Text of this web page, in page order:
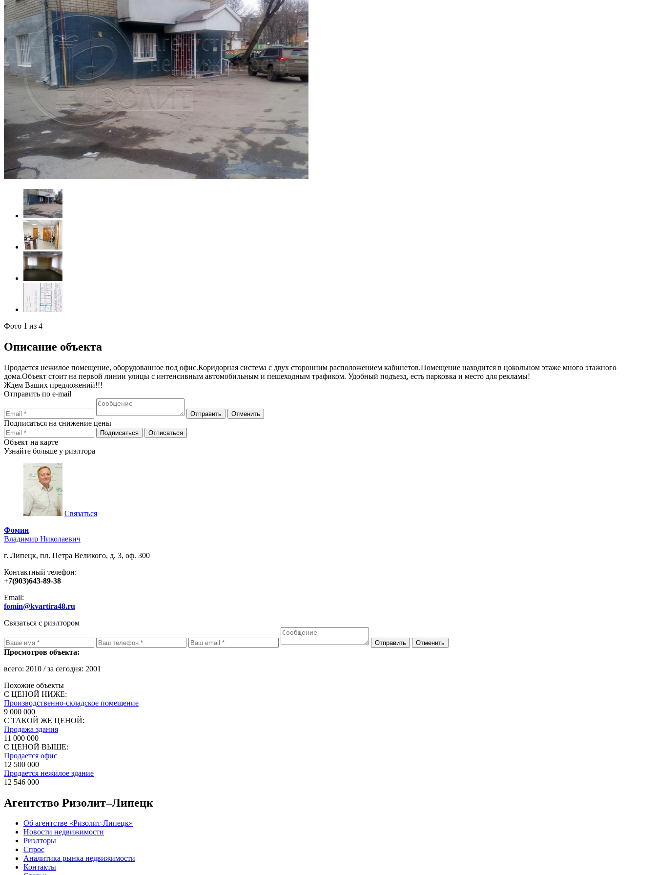
Фото 1 из 4
Описание объекта
Продается нежилое помещение, оборудованное под офис.Коридорная система с двух сторонним расположением кабинетов.Помещение находится в цокольном этаже много этажного
дома.Объект стоит на первой линии улицы с интенсивным автомобильным и пешеходным трафиком. Удобный подъезд, есть парковка и место для рекламы!
Ждем Ваших предложений!!!
Отправить по e-mail
Подписаться на снижение цены
Объект на карте
Узнайте больше у риэлтора
Связаться
Фомин
Владимир Николаевич
г. Липецк, пл. Петра Великого, д. 3, оф. 300
Контактный телефон:
+7(903)643-89-38
Email:
fomin@kvartira48.ru
Связаться с риэлтором
Просмотров объекта:
всего: 2010 / за сегодня: 2001
Похожие объекты
С ЦЕНОЙ НИЖЕ:
Производственно-складское помещение
9 000 000
С ТАКОЙ ЖЕ ЦЕНОЙ:
Продажа здания
11 000 000
С ЦЕНОЙ ВЫШЕ:
Продается офис
12 500 000
Продается нежилое здание
12 546 000
Агентство Ризолит–Липецк
Об агентстве «Ризолит-Липецк»
Новости недвижимости
Риэлторы
Спрос
Аналитика рынка недвижимости
Контакты